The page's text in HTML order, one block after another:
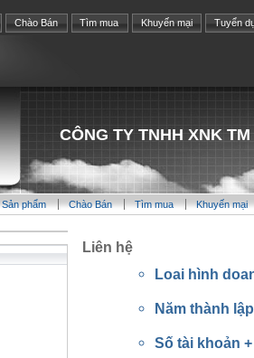
Chào Bán Tìm mua Khuyến mại Tuyển
CÔNG TY TNHH XNK
Sản phẩm Chào Bán Tìm mua Khuyến mại
Liên hệ
Loai hình
Năm thành
Số tài khoản